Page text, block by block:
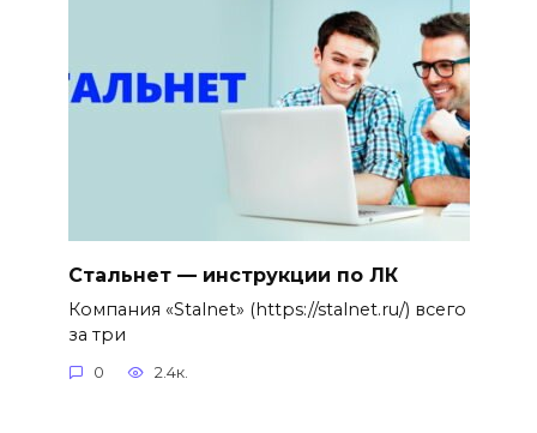
Стальнет — инструкции по ЛК
Компания «Stalnet» (https://stalnet.ru/) всего
за три
0 2.4к.